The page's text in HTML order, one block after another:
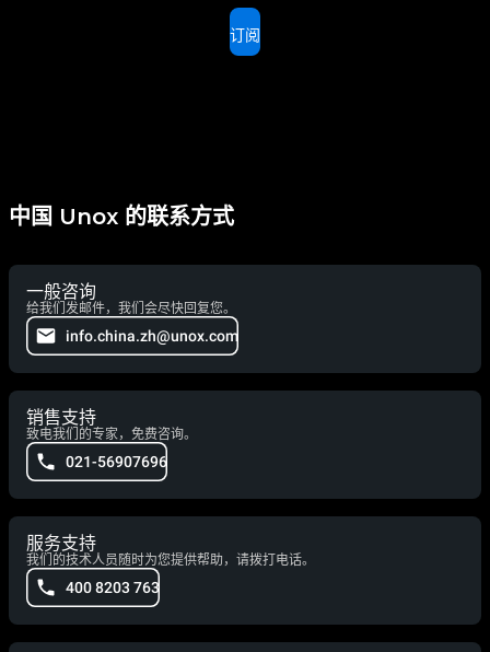
订阅
中国 Unox 的联系方式
一般咨询
给我们发邮件，我们会尽快回复您。
info.china.zh@unox.com
销售支持
致电我们的专家，免费咨询。
021-56907696
服务支持
我们的技术人员随时为您提供帮助，请拨打电话。
400 8203 763